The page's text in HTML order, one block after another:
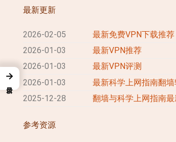
最新更新
2026-02-05
最新免费VPN下载推荐
2026-01-03
最新VPN推荐
2026-01-03
最新VPN评测
2026-01-03
最新科学上网指南翻
2025-12-28
翻墙与科学上网指南
参考资源
→